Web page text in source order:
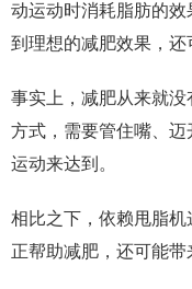
动运动时消耗脂肪的
到理想的减肥效果，还
事实上，减肥从来就
方式，需要管住嘴、
运动来达到。
相比之下，依赖甩脂
正帮助减肥，还可能带